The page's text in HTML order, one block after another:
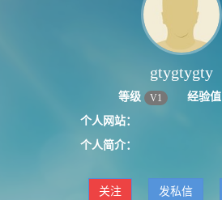
gtygtygty
等级 V1 经验值
个人网站：
个人简介：
关注 发私信